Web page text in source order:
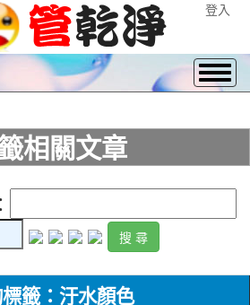
登入
相關文章
籤：汙水顏色